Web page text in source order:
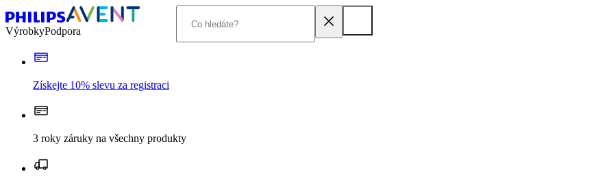
VýrobkyPodpora
Získejte 10% slevu za registraci
3 roky záruky na všechny produkty